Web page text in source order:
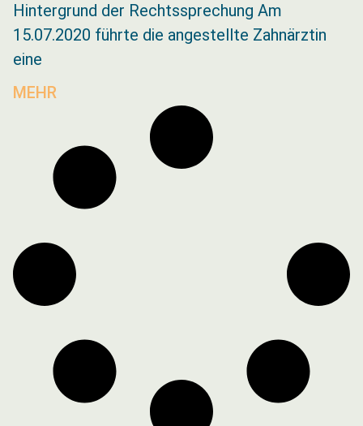
Hintergrund der Rechtssprechung Am
15.07.2020 führte die angestellte Zahnärztin
eine
MEHR